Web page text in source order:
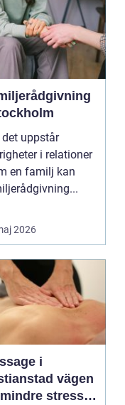
det uppstår
i relationer
en familj kan
2026
i
vägen
stress